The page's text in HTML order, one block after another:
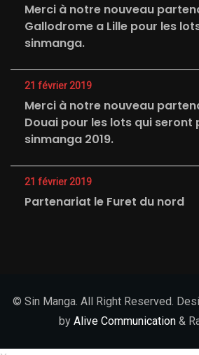
Merci à notre nouveau
Gallodrome a Lille pour les
sinmanga.
21 février 2019
Merci à notre nouveau
Douai pour les lots qui seront
sinmanga 2019.
21 février 2019
Partenariat le Furet du nord
© Sin Manga. All Right Reserved.
by Alive Communication &